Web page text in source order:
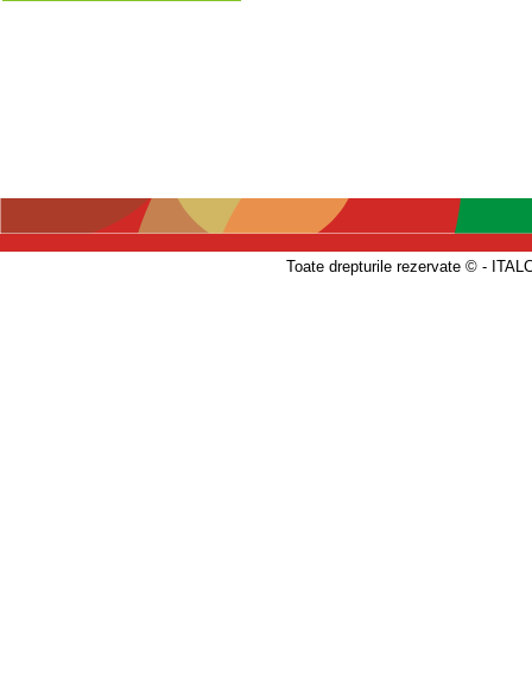
Toate drepturile rezervate © -